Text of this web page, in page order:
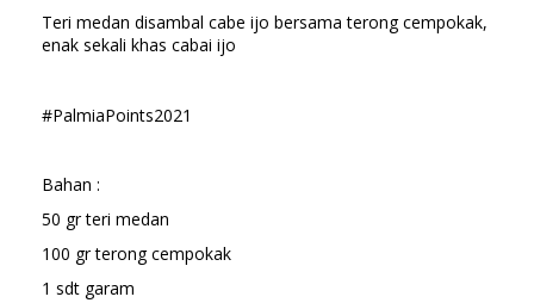
Teri medan disambal cabe ijo bersama terong cempokak,
enak sekali khas cabai ijo
#PalmiaPoints2021
Bahan :
50 gr teri medan
100 gr terong cempokak
1 sdt garam